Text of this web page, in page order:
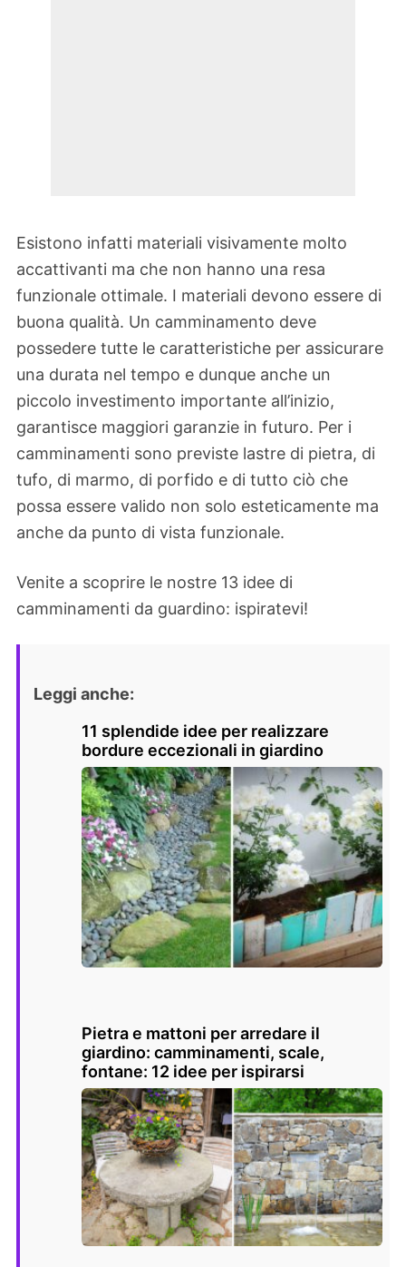
Esistono infatti materiali visivamente molto
accattivanti ma che non hanno una resa
funzionale ottimale. I materiali devono essere di
buona qualità. Un camminamento deve
possedere tutte le caratteristiche per assicurare
una durata nel tempo e dunque anche un
piccolo investimento importante all’inizio,
garantisce maggiori garanzie in futuro. Per i
camminamenti sono previste lastre di pietra, di
tufo, di marmo, di porfido e di tutto ciò che
possa essere valido non solo esteticamente ma
anche da punto di vista funzionale.
Venite a scoprire le nostre 13 idee di
camminamenti da guardino: ispiratevi!
Leggi anche:
11 splendide idee per realizzare
bordure eccezionali in giardino
Pietra e mattoni per arredare il
giardino: camminamenti, scale,
fontane: 12 idee per ispirarsi